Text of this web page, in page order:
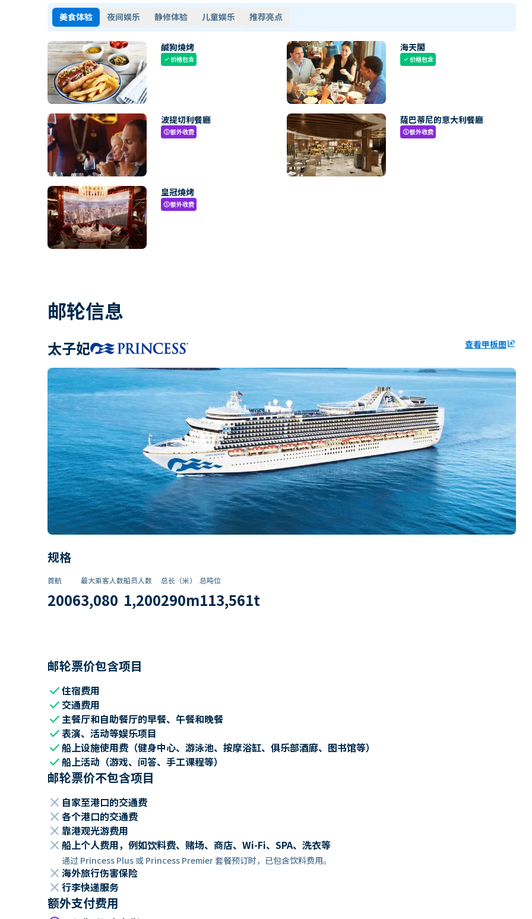
美食体验 夜间娱乐 静修体验 儿童娱乐 推荐亮点
鹹狗燒烤
check价格包含
海天閣
check价格包含
波提切利餐廳
paid额外收费
薩巴蒂尼的意大利餐廳
paid额外收费
皇冠燒烤
paid额外收费
邮轮信息
太子妃 查看甲板图ungroup
规格
首航
2006
最大乘客人数
3,080
船员人数
1,200
总长（米）
290m
总吨位
113,561t
邮轮票价包含项目
check住宿费用
check 交通费用
check主餐厅和自助餐厅的早餐、午餐和晚餐
check表演、活动等娱乐项目
check船上设施使用费（健身中心、游泳池、按摩浴缸、俱乐部酒廊、图书馆等）
check船上活动（游戏、问答、手工课程等）
邮轮票价不包含项目
close 自家至港口的交通费
close 各个港口的交通费
close 靠港观光游费用
close 船上个人费用，例如饮料费、赌场、商店、Wi-Fi、SPA、洗衣等
通过 Princess Plus 或 Princess Premier 套餐预订时，已包含饮料费用。
close 海外旅行伤害保险
close 行李快递服务
额外支付费用